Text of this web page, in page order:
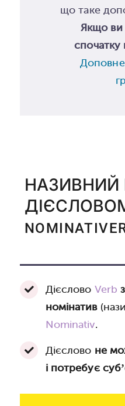
що таке
Якщо ви
спочатку
НАЗИВНИЙ
Дієслово Verb
номінатив
Nominativ.
Дієслово не
і потребує